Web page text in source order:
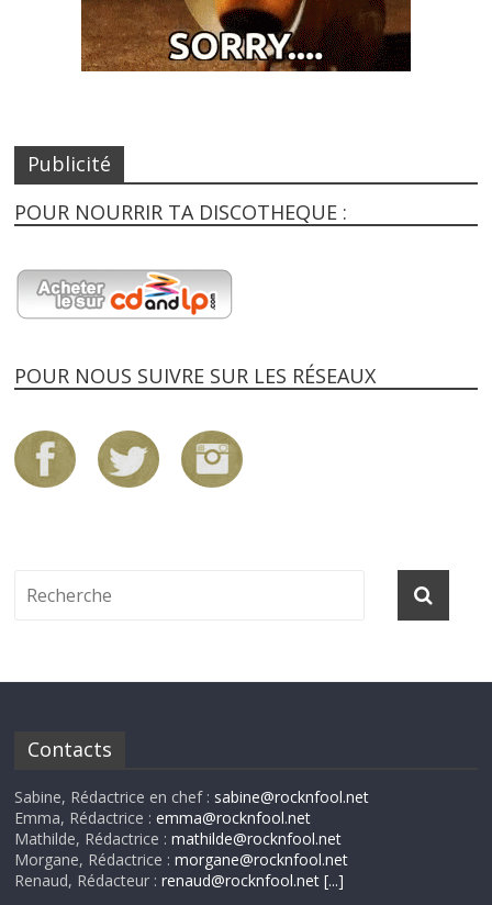
Publicité
POUR NOURRIR TA DISCOTHEQUE :
POUR NOUS SUIVRE SUR LES RÉSEAUX
Contacts
Sabine, Rédactrice en chef : sabine@rocknfool.net
Emma, Rédactrice :emma@rocknfool.net
Mathilde, Rédactrice :mathilde@rocknfool.net
Morgane, Rédactrice :morgane@rocknfool.net
Renaud, Rédacteur :renaud@rocknfool.net [...]